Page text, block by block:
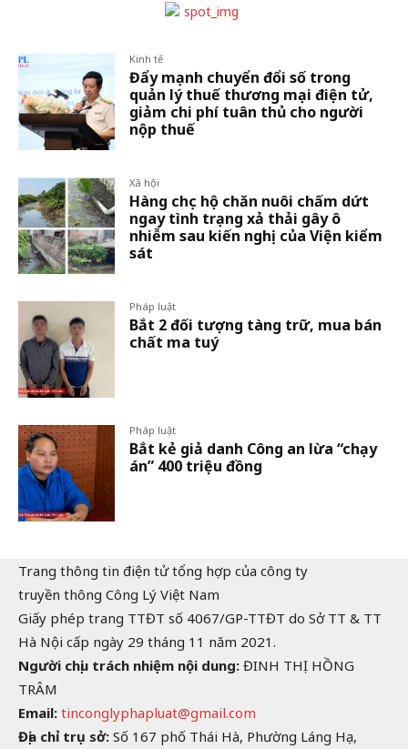
Kinh tế
Đẩy mạnh chuyển đổi số trong
quản lý thuế thương mại điện tử,
giảm chi phí tuân thủ cho người
nộp thuế
Xã hội
Hàng chục hộ chăn nuôi chấm dứt
ngay tình trạng xả thải gây ô
nhiễm sau kiến nghị của Viện kiểm
sát
Pháp luật
Bắt 2 đối tượng tàng trữ, mua bán
chất ma tuý
Pháp luật
Bắt kẻ giả danh Công an lừa “chạy
án” 400 triệu đồng
Trang thông tin điện tử tổng hợp của công ty
truyền thông Công Lý Việt Nam
Giấy phép trang TTĐT số 4067/GP-TTĐT do Sở TT & TT
Hà Nội cấp ngày 29 tháng 11 năm 2021.
Người chịu trách nhiệm nội dung: ĐINH THỊ HỒNG
TRÂM
Email: tinconglyphapluat@gmail.com
Địa chỉ trụ sở: Số 167 phố Thái Hà, Phường Láng Hạ,